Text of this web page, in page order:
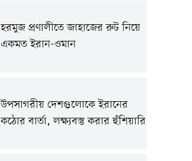
হরমুজ প্রণালীতে জাহাজের রুট নিয়ে
একমত ইরান-ওমান
উপসাগরীয় দেশগুলোকে ইরানের
কঠোর বার্তা, লক্ষ্যবস্তু করার হুঁশিয়ারি